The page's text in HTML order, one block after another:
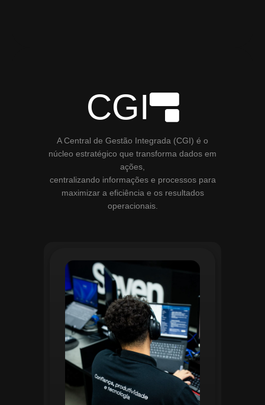
CGI
A Central de Gestão Integrada (CGI) é o
núcleo estratégico que transforma dados em
ações,
centralizando informações e processos para
maximizar a eficiência e os resultados
operacionais.
O planejamento dentro do CGI é
realizado por uma equipe
especializada que utiliza
ferramentas avançadas para
estruturar ordens de serviço, fluxos
de trabalho e parametrizações
operacionais. Essa etapa envolve a
análise detalhada de criticidade por
atividade, permitindo alocar
recursos de forma eficiente e
garantir que todas as ações estejam
alinhadas aos objetivos
estratégicos.